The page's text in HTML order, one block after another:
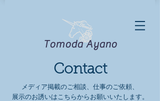
TomodaAyano
Contact
メディア掲載のご相談、仕事のご依頼、
展示のお誘いはこちらからお願いいたします。